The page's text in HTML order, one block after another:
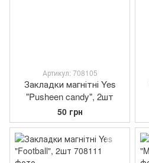
Артикул: 708105
Закладки магнітні Yes
"Pusheen candy", 2шт
50 грн